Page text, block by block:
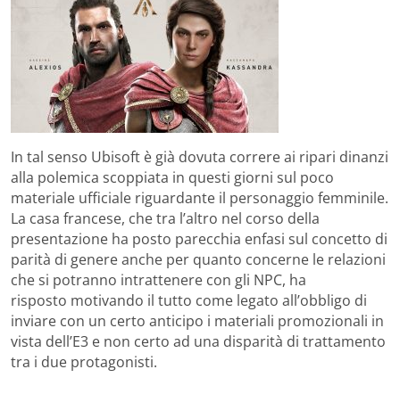
In tal senso Ubisoft è già dovuta correre ai ripari dinanzi
alla polemica scoppiata in questi giorni sul poco
materiale ufficiale riguardante il personaggio femminile.
La casa francese, che tra l’altro nel corso della
presentazione ha posto parecchia enfasi sul concetto di
parità di genere anche per quanto concerne le relazioni
che si potranno intrattenere con gli NPC, ha
risposto motivando il tutto come legato all’obbligo di
inviare con un certo anticipo i materiali promozionali in
vista dell’E3 e non certo ad una disparità di trattamento
tra i due protagonisti.